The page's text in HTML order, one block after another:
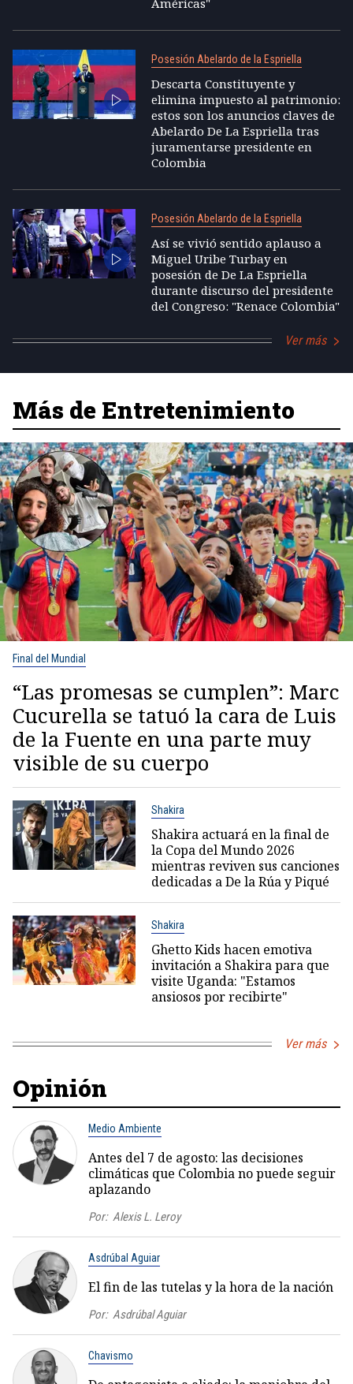
Américas"
Posesión Abelardo de la Espriella
Descarta Constituyente y
elimina impuesto al patrimonio:
estos son los anuncios claves de
Abelardo De La Espriella tras
juramentarse presidente en
Colombia
Posesión Abelardo de la Espriella
Así se vivió sentido aplauso a
Miguel Uribe Turbay en
posesión de De La Espriella
durante discurso del presidente
del Congreso: "Renace Colombia"
Ver más
Más de Entretenimiento
Final del Mundial
“Las promesas se cumplen”: Marc
Cucurella se tatuó la cara de Luis
de la Fuente en una parte muy
visible de su cuerpo
Shakira
Shakira actuará en la final de
la Copa del Mundo 2026
mientras reviven sus canciones
dedicadas a De la Rúa y Piqué
Shakira
Ghetto Kids hacen emotiva
invitación a Shakira para que
visite Uganda: "Estamos
ansiosos por recibirte"
Ver más
Opinión
Medio Ambiente
Antes del 7 de agosto: las decisiones
climáticas que Colombia no puede seguir
aplazando
Por: Alexis L. Leroy
Asdrúbal Aguiar
El fin de las tutelas y la hora de la nación
Por: Asdrúbal Aguiar
Chavismo